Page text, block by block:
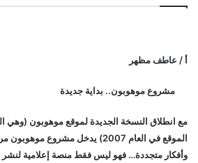
أ / عاطف مظهر
مشروع موهوبون.. بداية جديدة
مع انطلاق النسخة الجديدة لموقع موهوبون (وهي
الموقع في العام 2007) يدخل مشروع
وأفكار متجددة… فهو ليس فقط منصة إعلامية لنشر